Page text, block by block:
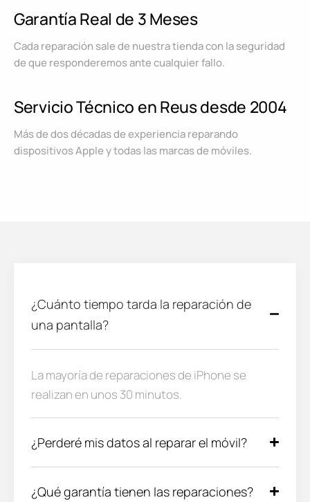
Garantía Real de 3 Meses
Cada reparación sale de nuestra tienda con la seguridad
de que responderemos ante cualquier fallo.
Servicio Técnico en Reus desde 2004
Más de dos décadas de experiencia reparando
dispositivos Apple y todas las marcas de móviles.
¿Cuánto tiempo tarda la reparación de
una pantalla?
La mayoría de reparaciones de iPhone se
realizan en unos 30 minutos.
¿Perderé mis datos al reparar el móvil?
¿Qué garantía tienen las reparaciones?